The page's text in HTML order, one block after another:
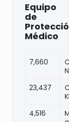
Equipo
de
Médico
7,660
23,437
4,516